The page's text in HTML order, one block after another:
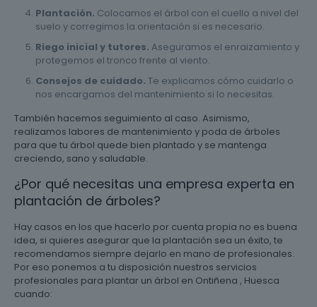
Plantación. Colocamos el árbol con el cuello a nivel del
suelo y corregimos la orientación si es necesario.
Riego inicial y tutores. Aseguramos el enraizamiento y
protegemos el tronco frente al viento.
Consejos de cuidado. Te explicamos cómo cuidarlo o
nos encargamos del mantenimiento si lo necesitas.
También hacemos seguimiento al caso. Asimismo,
realizamos labores de mantenimiento y poda de árboles
para que tu árbol quede bien plantado y se mantenga
creciendo, sano y saludable.
¿Por qué necesitas una empresa experta en
plantación de árboles?
Hay casos en los que hacerlo por cuenta propia no es buena
idea, si quieres asegurar que la plantación sea un éxito, te
recomendamos siempre dejarlo en mano de profesionales.
Por eso ponemos a tu disposición nuestros servicios
profesionales para plantar un árbol en Ontiñena , Huesca
cuando: